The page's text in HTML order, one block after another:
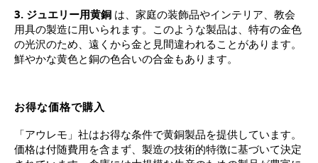
3. ジュエリー用黄銅 は、家庭の装飾品やインテリア、教会
用具の製造に用いられます。このような製品は、特有の金色
の光沢のため、遠くから金と見間違われることがあります。
鮮やかな黄色と銅の色合いの合金もあります。
お得な価格で購入
「アウレモ」社はお得な条件で黄銅製品を提供しています。
価格は付随費用を含まず、製造の技術的特徴に基づいて決定